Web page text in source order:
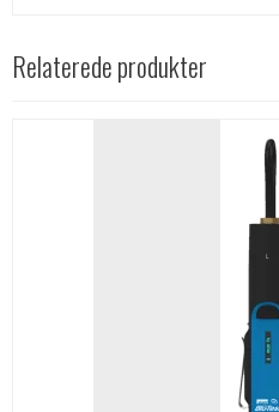
Relaterede produkter